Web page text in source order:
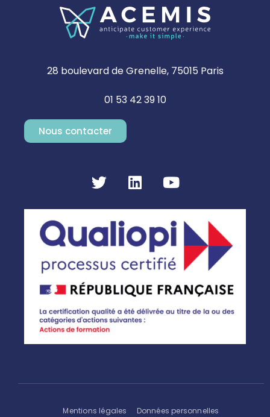
28 boulevard de Grenelle, 75015 Paris
01 53 42 39 10
Nous contacter
Mentions légales Données personnelles